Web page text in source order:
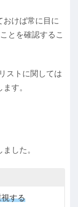
おけば常に目に
とを確認するこ
ストに関しては
す。
した。
する